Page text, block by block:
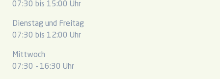
07:30 bis 15:00 Uhr
Dienstag und Freitag
07:30 bis 12:00 Uhr
Mittwoch
07:30 - 16:30 Uhr